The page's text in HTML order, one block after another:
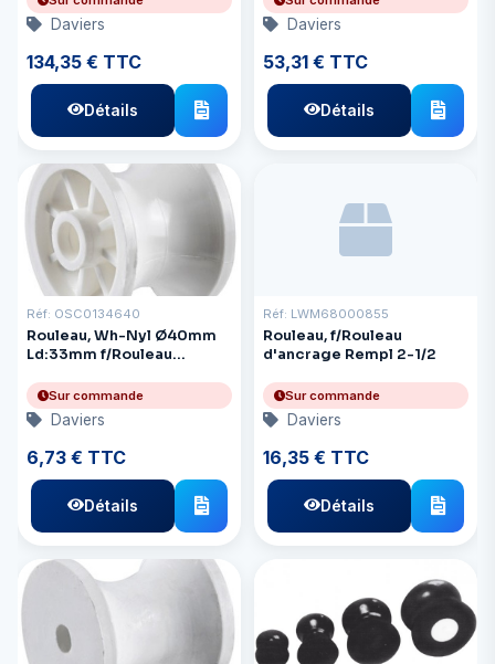
d'entraînement 13 mm
Daviers
134,35 € TTC
Détails
Daviers
53,31 € TTC
Détails
Réf: OSC0134640
Rouleau, Wh-Nyl Ø40mm
Ld:33mm f/Rouleau
Sur commande
Daviers
6,73 € TTC
Détails
Réf: LWM68000855
Rouleau, f/Rouleau
d'ancrage Rempl 2-1/2
Sur commande
Daviers
16,35 € TTC
Détails